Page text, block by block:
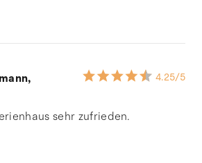
4.25/5
sehr zufrieden.